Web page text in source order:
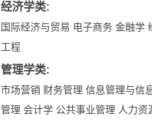
经济学类:
国际经济与贸易 电子商务 金融学
工程
管理学类:
市场营销 财务管理 信息管理与信
管理 会计学 公共事业管理 人力资